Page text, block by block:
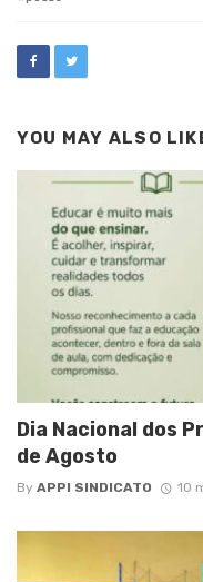
YOU MAY ALSO
Dia Nacional dos
de Agosto
By APPI SINDICATO 10